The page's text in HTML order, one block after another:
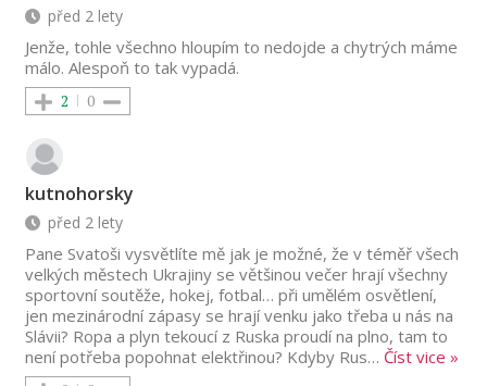
před 2 lety
Jenže, tohle všechno hloupím to nedojde a chytrých máme
málo. Alespoň to tak vypadá.
2 0
kutnohorsky
před 2 lety
Pane Svatoši vysvětlíte mě jak je možné, že v téměř všech
velkých městech Ukrajiny se většinou večer hrají všechny
sportovní soutěže, hokej, fotbal… při umělém osvětlení,
jen mezinárodní zápasy se hrají venku jako třeba u nás na
Slávii? Ropa a plyn tekoucí z Ruska proudí na plno, tam to
není potřeba popohnat elektřinou? Kdyby Rus… Číst vice »